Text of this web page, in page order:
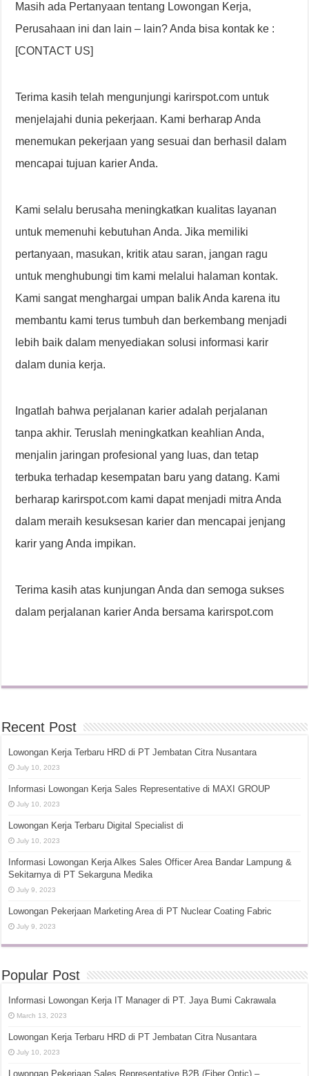
Masih ada Pertanyaan tentang Lowongan Kerja,
Perusahaan ini dan lain – lain? Anda bisa kontak ke :
[CONTACT US]
Terima kasih telah mengunjungi karirspot.com untuk
menjelajahi dunia pekerjaan. Kami berharap Anda
menemukan pekerjaan yang sesuai dan berhasil dalam
mencapai tujuan karier Anda.
Kami selalu berusaha meningkatkan kualitas layanan
untuk memenuhi kebutuhan Anda. Jika memiliki
pertanyaan, masukan, kritik atau saran, jangan ragu
untuk menghubungi tim kami melalui halaman kontak.
Kami sangat menghargai umpan balik Anda karena itu
membantu kami terus tumbuh dan berkembang menjadi
lebih baik dalam menyediakan solusi informasi karir
dalam dunia kerja.
Ingatlah bahwa perjalanan karier adalah perjalanan
tanpa akhir. Teruslah meningkatkan keahlian Anda,
menjalin jaringan profesional yang luas, dan tetap
terbuka terhadap kesempatan baru yang datang. Kami
berharap karirspot.com kami dapat menjadi mitra Anda
dalam meraih kesuksesan karier dan mencapai jenjang
karir yang Anda impikan.
Terima kasih atas kunjungan Anda dan semoga sukses
dalam perjalanan karier Anda bersama karirspot.com
Recent Post
Lowongan Kerja Terbaru HRD di PT Jembatan Citra Nusantara
July 10, 2023
Informasi Lowongan Kerja Sales Representative di MAXI GROUP
July 10, 2023
Lowongan Kerja Terbaru Digital Specialist di
July 10, 2023
Informasi Lowongan Kerja Alkes Sales Officer Area Bandar Lampung &
Sekitarnya di PT Sekarguna Medika
July 9, 2023
Lowongan Pekerjaan Marketing Area di PT Nuclear Coating Fabric
July 9, 2023
Popular Post
Informasi Lowongan Kerja IT Manager di PT. Jaya Bumi Cakrawala
March 13, 2023
Lowongan Kerja Terbaru HRD di PT Jembatan Citra Nusantara
July 10, 2023
Lowongan Pekerjaan Sales Representative B2B (Fiber Optic) –